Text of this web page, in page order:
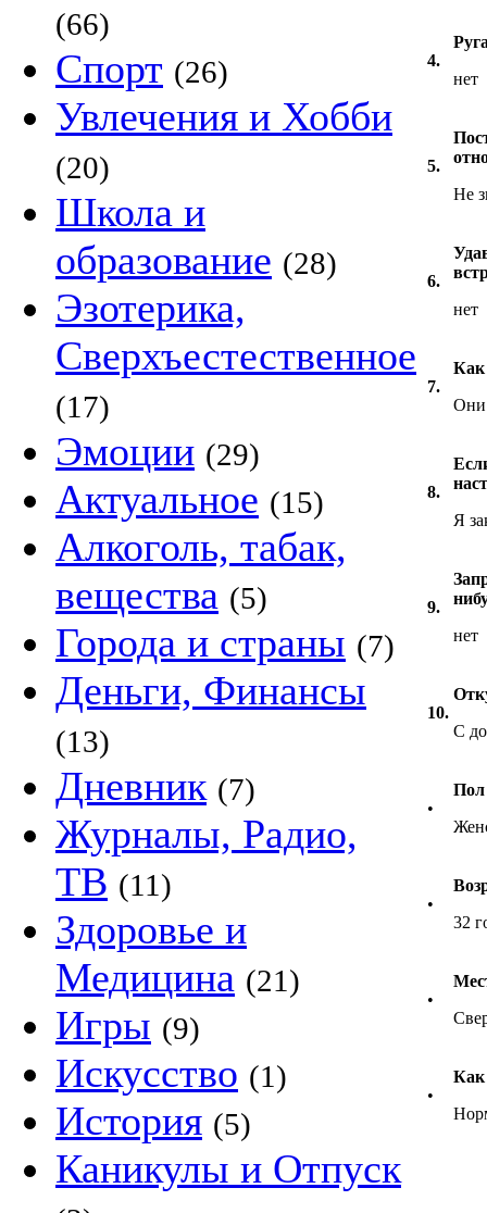
(66)
Спорт (26)
Увлечения и Хобби
(20)
Школа и
образование (28)
Эзотерика,
Сверхъестественное
(17)
Эмоции (29)
Актуальное (15)
Алкоголь, табак,
вещества (5)
Города и страны (7)
Деньги, Финансы
(13)
Дневник (7)
Журналы, Радио,
ТВ (11)
Здоровье и
Медицина (21)
Игры (9)
Искусство (1)
История (5)
Каникулы и Отпуск
4.
нет
5.
Не
6.
нет
7.
Как
Они
8.
Я
9.
нет
10.
С
•
Пол
•
32
•
•
Как